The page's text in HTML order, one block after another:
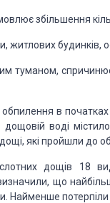
збільшення
житлових
туманом,
в
воді
які пройшли до
дощів 18
що
Найменше